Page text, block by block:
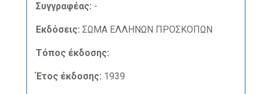
Συγγραφέας: -
Εκδόσεις: ΣΩΜΑ ΕΛΛΗΝΩΝ ΠΡΟΣΚΟΠΩΝ
Τόπος έκδοσης:
Έτος έκδοσης: 1939